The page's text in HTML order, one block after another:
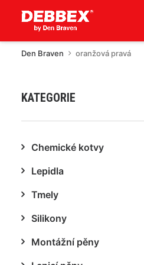
Den Braven oranžová pravá
KATEGORIE
Chemické kotvy
Lepidla
Tmely
Silikony
Montážní pěny